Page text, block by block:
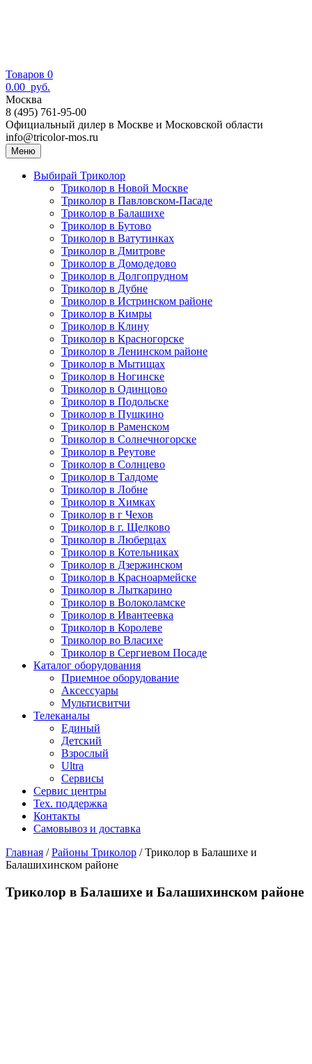
Товаров 0
0.00 руб.
Москва
8 (495) 761-95-00
Официальный дилер в Москве и Московской области
info@tricolor-mos.ru
Меню
Выбирай Триколор
Триколор в Новой Москве
Триколор в Павловском-Пасаде
Триколор в Балашихе
Триколор в Бутово
Триколор в Ватутинках
Триколор в Дмитрове
Триколор в Домодедово
Триколор в Долгопрудном
Триколор в Дубне
Триколор в Истринском районе
Триколор в Кимры
Триколор в Клину
Триколор в Красногорске
Триколор в Ленинском районе
Триколор в Мытищах
Триколор в Ногинске
Триколор в Одинцово
Триколор в Подольске
Триколор в Пушкино
Триколор в Раменском
Триколор в Солнечногорске
Триколор в Реутове
Триколор в Солнцево
Триколор в Талдоме
Триколор в Лобне
Триколор в Химках
Триколор в г Чехов
Триколор в г. Щелково
Триколор в Люберцах
Триколор в Котельниках
Триколор в Дзержинском
Триколор в Красноармейске
Триколор в Лыткарино
Триколор в Волоколамске
Триколор в Ивантеевка
Триколор в Королеве
Триколор во Власихе
Триколор в Сергиевом Посаде
Каталог оборудования
Приемное оборудование
Аксессуары
Мультисвитчи
Телеканалы
Единый
Детский
Взрослый
Ultra
Сервисы
Сервис центры
Тех. поддержка
Контакты
Самовывоз и доставка
Главная /Районы Триколор /Триколор в Балашихе и
Балашихинском районе
Триколор в Балашихе и Балашихинском районе